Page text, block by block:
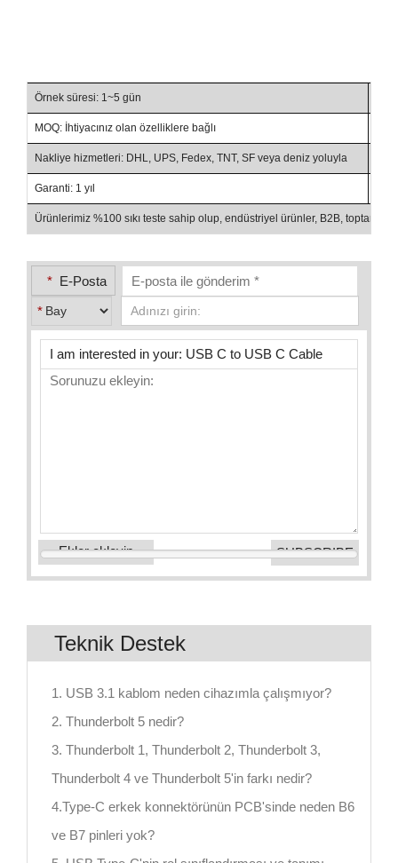
Örnek süresi: 1~5 gün
MOQ: İhtiyacınız olan özelliklere bağlı
Nakliye hizmetleri: DHL, UPS, Fedex, TNT, SF veya deniz yoluyla
Garanti: 1 yıl
Ürünlerimiz %100 sıkı teste sahip olup, endüstriyel ürünler, B2B, toptan
* E-Posta
*
Ekler ekleyin
Teknik Destek
1. USB 3.1 kablom neden cihazımla çalışmıyor?
2. Thunderbolt 5 nedir?
3. Thunderbolt 1, Thunderbolt 2, Thunderbolt 3,
Thunderbolt 4 ve Thunderbolt 5'in farkı nedir?
4.Type-C erkek konnektörünün PCB'sinde neden B6
ve B7 pinleri yok?